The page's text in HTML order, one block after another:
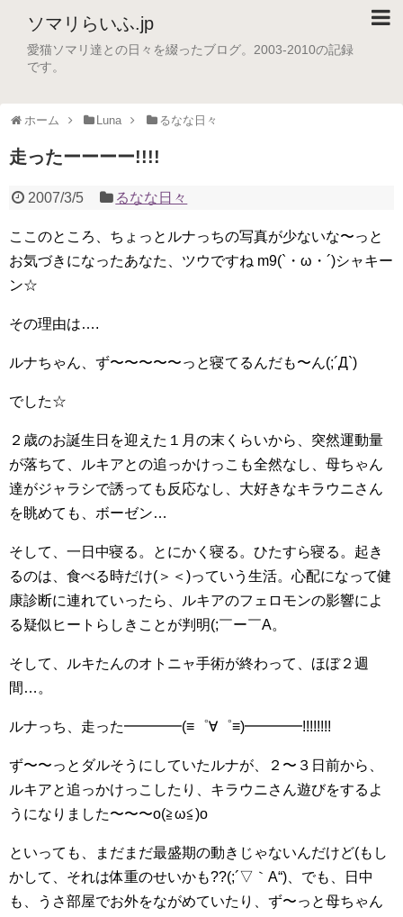
ソマリらいふ.jp
愛猫ソマリ達との日々を綴ったブログ。2003-2010の記録
です。
ホーム Luna るなな日々
走ったーーーー!!!!
2007/3/5 るなな日々
ここのところ、ちょっとルナっちの写真が少ないな〜っと
お気づきになったあなた、ツウですね m9(`・ω・´)シャキー
ン☆
その理由は….
ルナちゃん、ず〜〜〜〜〜っと寝てるんだも〜ん(;´Д`)
でした☆
２歳のお誕生日を迎えた１月の末くらいから、突然運動量
が落ちて、ルキアとの追っかけっこも全然なし、母ちゃん
達がジャラシで誘っても反応なし、大好きなキラウニさん
を眺めても、ボーゼン…
そして、一日中寝る。とにかく寝る。ひたすら寝る。起き
るのは、食べる時だけ(＞＜)っていう生活。心配になって健
康診断に連れていったら、ルキアのフェロモンの影響によ
る疑似ヒートらしきことが判明(;￣ー￣A。
そして、ルキたんのオトニャ手術が終わって、ほぼ２週
間…。
ルナっち、走った━━━━(≡゜∀゜≡)━━━━!!!!!!!!
ず〜〜っとダルそうにしていたルナが、２〜３日前から、
ルキアと追っかけっこしたり、キラウニさん遊びをするよ
うになりました〜〜〜o(≧ω≦)o
といっても、まだまだ最盛期の動きじゃないんだけど(もし
かして、それは体重のせいかも??(;´▽｀A“)、でも、日中
も、うさ部屋でお外をながめていたり、ず〜っと母ちゃん